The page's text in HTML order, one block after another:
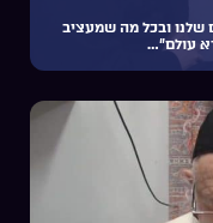
שלנו ובכל מה שמעציב
עולם”…